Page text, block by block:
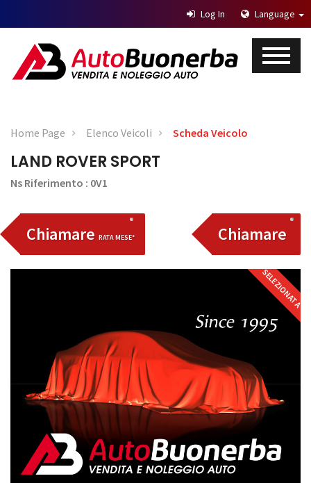
Log In Language
Home Page Elenco Veicoli Scheda Veicolo
LAND ROVER SPORT
Ns Riferimento : 0V1
Chiamare RATA MESE* Chiamare
SELEZIONATA